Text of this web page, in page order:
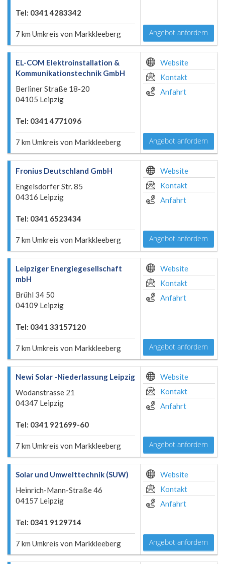
Tel: 0341 4283342
7 km Umkreis von Markkleeberg Angebot anfordern
EL-COM Elektroinstallation &
Kommunikationstechnik GmbH
Berliner Straße 18-20
04105 Leipzig
Tel: 0341 4771096
7 km Umkreis von Markkleeberg
Website
Kontakt
Anfahrt
Angebot anfordern
Fronius Deutschland GmbH
Engelsdorfer Str. 85
04316 Leipzig
Tel: 0341 6523434
7 km Umkreis von Markkleeberg
Website
Kontakt
Anfahrt
Angebot anfordern
Leipziger Energiegesellschaft
mbH
Brühl 34 50
04109 Leipzig
Tel: 0341 33157120
7 km Umkreis von Markkleeberg
Website
Kontakt
Anfahrt
Angebot anfordern
Newi Solar -Niederlassung Leipzig
Wodanstrasse 21
04347 Leipzig
Tel: 0341 921699-60
7 km Umkreis von Markkleeberg
Website
Kontakt
Anfahrt
Angebot anfordern
Solar und Umwelttechnik (SUW)
Heinrich-Mann-Straße 46
04157 Leipzig
Tel: 0341 9129714
7 km Umkreis von Markkleeberg
Website
Kontakt
Anfahrt
Angebot anfordern